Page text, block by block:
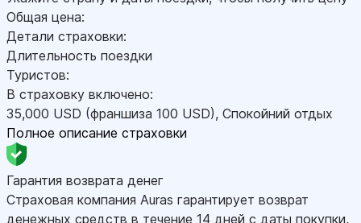
Общая цена:
Детали страховки:
Длительность поездки
Туристов:
В страховку включено:
35,000 USD (франшиза 100 USD), Спокойний отдых
Полное описание страховки
Гарантия возврата денег
Страховая компания Auras гарантирует возврат
денежных средств в течение 14 дней с даты покупки,